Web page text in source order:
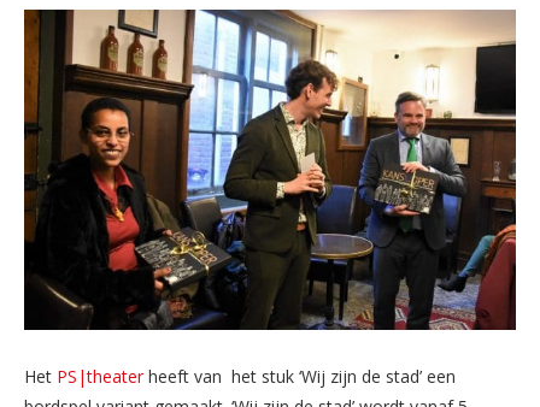
Het PS|theaterheeft van het stuk ‘Wij zijn de stad’ een